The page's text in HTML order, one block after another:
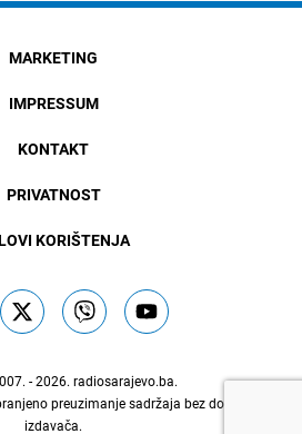
MARKETING
IMPRESSUM
KONTAKT
PRIVATNOST
KORIŠTENJA
- 2026. radiosarajevo.ba.
preuzimanje sadržaja bez dozvole
izdavača.